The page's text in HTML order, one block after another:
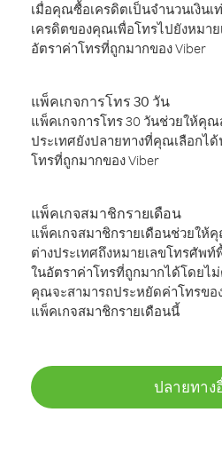
เมื่อคุณซื้อเครดิตเป็นจำนวนเงิน
เครดิตของคุณเพื่อโทรไปยังหมา
อัตราค่าโทรที่ถูกมากของ Viber
แพ็คเกจการโทร 30 วัน
แพ็คเกจการโทร 30 วันช่วยให้คุ
ประเทศยังปลายทางที่คุณเลือกได้
โทรที่ถูกมากของ Viber
แพ็คเกจสมาชิกรายเดือน
แพ็คเกจสมาชิกรายเดือนช่วยให้
ต่างประเทศถึงหมายเลขโทรศัพ
ในอัตราค่าโทรที่ถูกมากได้โดยไ
คุณจะสามารถประหยัดค่าโทรข
แพ็คเกจสมาชิกรายเดือนนี้
ปลายทาง